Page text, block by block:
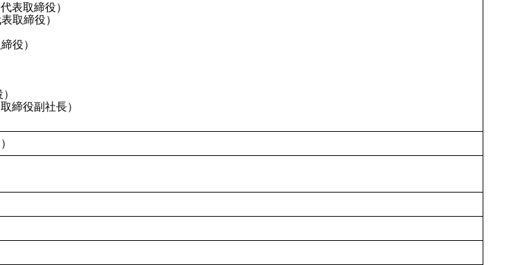
表取締役）
取締役）
役）
締役副社長）